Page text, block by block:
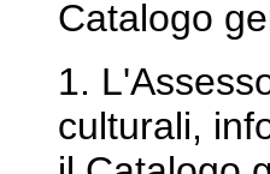
Catalogo
1.
culturali,